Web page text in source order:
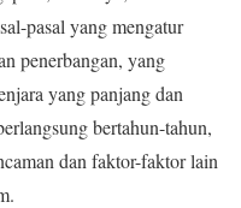
pasal yang mengatur
penerbangan, yang
yang panjang dan
bertahun-tahun,
dan faktor-faktor lain